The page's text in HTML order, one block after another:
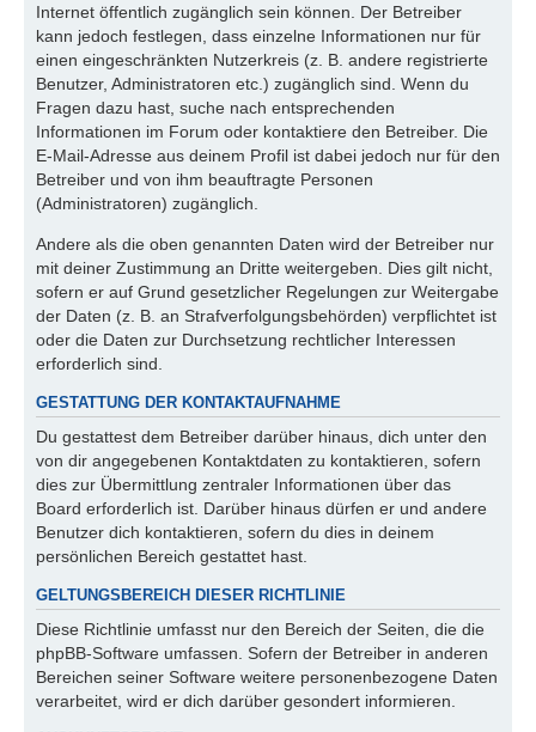
Internet öffentlich zugänglich sein können. Der Betreiber
kann jedoch festlegen, dass einzelne Informationen nur für
einen eingeschränkten Nutzerkreis (z. B. andere registrierte
Benutzer, Administratoren etc.) zugänglich sind. Wenn du
Fragen dazu hast, suche nach entsprechenden
Informationen im Forum oder kontaktiere den Betreiber. Die
E-Mail-Adresse aus deinem Profil ist dabei jedoch nur für den
Betreiber und von ihm beauftragte Personen
(Administratoren) zugänglich.
Andere als die oben genannten Daten wird der Betreiber nur
mit deiner Zustimmung an Dritte weitergeben. Dies gilt nicht,
sofern er auf Grund gesetzlicher Regelungen zur Weitergabe
der Daten (z. B. an Strafverfolgungsbehörden) verpflichtet ist
oder die Daten zur Durchsetzung rechtlicher Interessen
erforderlich sind.
GESTATTUNG DER KONTAKTAUFNAHME
Du gestattest dem Betreiber darüber hinaus, dich unter den
von dir angegebenen Kontaktdaten zu kontaktieren, sofern
dies zur Übermittlung zentraler Informationen über das
Board erforderlich ist. Darüber hinaus dürfen er und andere
Benutzer dich kontaktieren, sofern du dies in deinem
persönlichen Bereich gestattet hast.
GELTUNGSBEREICH DIESER RICHTLINIE
Diese Richtlinie umfasst nur den Bereich der Seiten, die die
phpBB-Software umfassen. Sofern der Betreiber in anderen
Bereichen seiner Software weitere personenbezogene Daten
verarbeitet, wird er dich darüber gesondert informieren.